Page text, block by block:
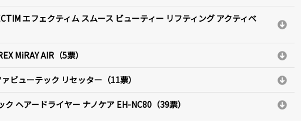
エフェクティム スムース ビューティー リフティング アクティベ
MiRAY AIR（5票）
ァビューテック リセッター（11票）
ク ヘアードライヤー ナノケア EH-NC80（39票）